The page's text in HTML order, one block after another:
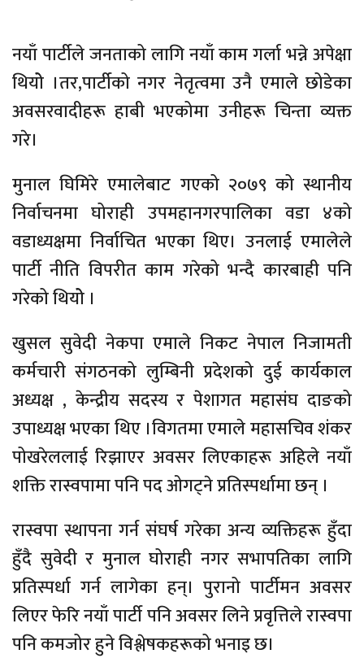
नयाँ पार्टीले जनताको लागि नयाँ काम गर्ला भन्ने अपेक्षा
थियोे ।तर,पार्टीको नगर नेतृत्वमा उनै एमाले छोडेका
अवसरवादीहरू हाबी भएकोमा उनीहरू चिन्ता व्यक्त
गरे।
मुनाल घिमिरे एमालेबाट गएको २०७९ को स्थानीय
निर्वाचनमा घोराही उपमहानगरपालिका वडा ४को
वडाध्यक्षमा निर्वाचित भएका थिए। उनलाई एमालेले
पार्टी नीति विपरीत काम गरेको भन्दै कारबाही पनि
गरेको थियोे ।
खुसल सुवेदी नेकपा एमाले निकट नेपाल निजामती
कर्मचारी संगठनको लुम्बिनी प्रदेशको दुई कार्यकाल
अध्यक्ष , केन्द्रीय सदस्य र पेशागत महासंघ दाङको
उपाध्यक्ष भएका थिए ।विगतमा एमाले महासचिव शंकर
पोखरेललाई रिझाएर अवसर लिएकाहरू अहिले नयाँ
शक्ति रास्वपामा पनि पद ओगट्ने प्रतिस्पर्धामा छन् ।
रास्वपा स्थापना गर्न संघर्ष गरेका अन्य व्यक्तिहरू हुँदा
हुँदै सुवेदी र मुनाल घोराही नगर सभापतिका लागि
प्रतिस्पर्धा गर्न लागेका हन्। पुरानो पार्टीमन अवसर
लिएर फेरि नयाँ पार्टी पनि अवसर लिने प्रवृत्तिले रास्वपा
पनि कमजोर हुने विश्लेषकहरूको भनाइ छ।